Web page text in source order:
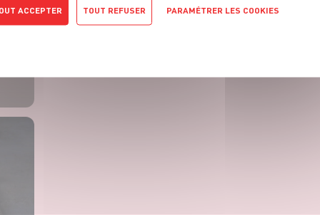
ACCEPTER TOUT REFUSER PARAMÉTRER LES COOKIES